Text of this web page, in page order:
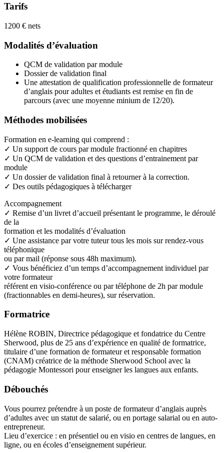
Tarifs
1200 € nets
Modalités d’évaluation
QCM de validation par module
Dossier de validation final
Une attestation de qualification professionnelle de formateur
d’anglais pour adultes et étudiants est remise en fin de
parcours (avec une moyenne minium de 12/20).
Méthodes mobilisées
Formation en e-learning qui comprend :
✓ Un support de cours par module fractionné en chapitres
✓ Un QCM de validation et des questions d’entrainement par
module
✓ Un dossier de validation final à retourner à la correction.
✓ Des outils pédagogiques à télécharger
Accompagnement
✓ Remise d’un livret d’accueil présentant le programme, le déroulé
de la
formation et les modalités d’évaluation
✓ Une assistance par votre tuteur tous les mois sur rendez-vous
téléphonique
ou par mail (réponse sous 48h maximum).
✓ Vous bénéficiez d’un temps d’accompagnement individuel par
votre formateur
référent en visio-conférence ou par téléphone de 2h par module
(fractionnables en demi-heures), sur réservation.
Formatrice
Hélène ROBIN, Directrice pédagogique et fondatrice du Centre
Sherwood, plus de 25 ans d’expérience en qualité de formatrice,
titulaire d’une formation de formateur et responsable formation
(CNAM) créatrice de la méthode Sherwood School avec la
pédagogie Montessori pour enseigner les langues aux enfants.
Débouchés
Vous pourrez prétendre à un poste de formateur d’anglais auprès
d’adultes avec un statut de salarié, ou en portage salarial ou en auto-
entrepreneur.
Lieu d’exercice : en présentiel ou en visio en centres de langues, en
ligne, ou en écoles d’enseignement supérieur.